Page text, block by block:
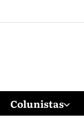
Colunistas